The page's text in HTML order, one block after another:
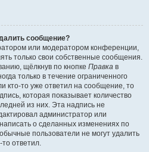
сообщение?
или модератором конференции,
только свои собственные сообщения.
щёлкнув по кнопке Правка в
только в течение ограниченного
кто-то уже ответил на сообщение, то
которая показывает количество
из них. Эта надпись не
администратор или
о сделанных изменениях по
пользователи не могут удалить
ответил.